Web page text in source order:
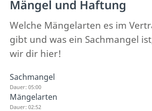
Mängel und Haftung
Welche Mängelarten es im
gibt und was ein Sachmangel
wir dir hier!
Sachmangel
Dauer: 05:00
Mängelarten
Dauer: 02:52